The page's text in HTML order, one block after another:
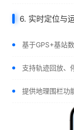
6. 实时定位与
基于GPS+基站
支持轨迹回放、
提供地理围栏功